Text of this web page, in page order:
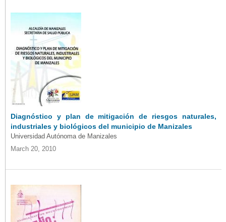
Diagnóstico y plan de mitigación de riesgos naturales,
industriales y biológicos del municipio de Manizales
Universidad Autónoma de Manizales
March 20, 2010